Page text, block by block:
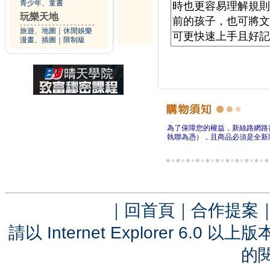
青少年、童書
玩樂天地
旅遊、地圖
休閒娛樂
漫畫、插圖
限制級
為了保障您的權益，新絲路網
執聯為憑），且商品必須是全
｜ 回首頁 ｜ 合作提案
請以 Internet Explorer 6.0 以上版
的